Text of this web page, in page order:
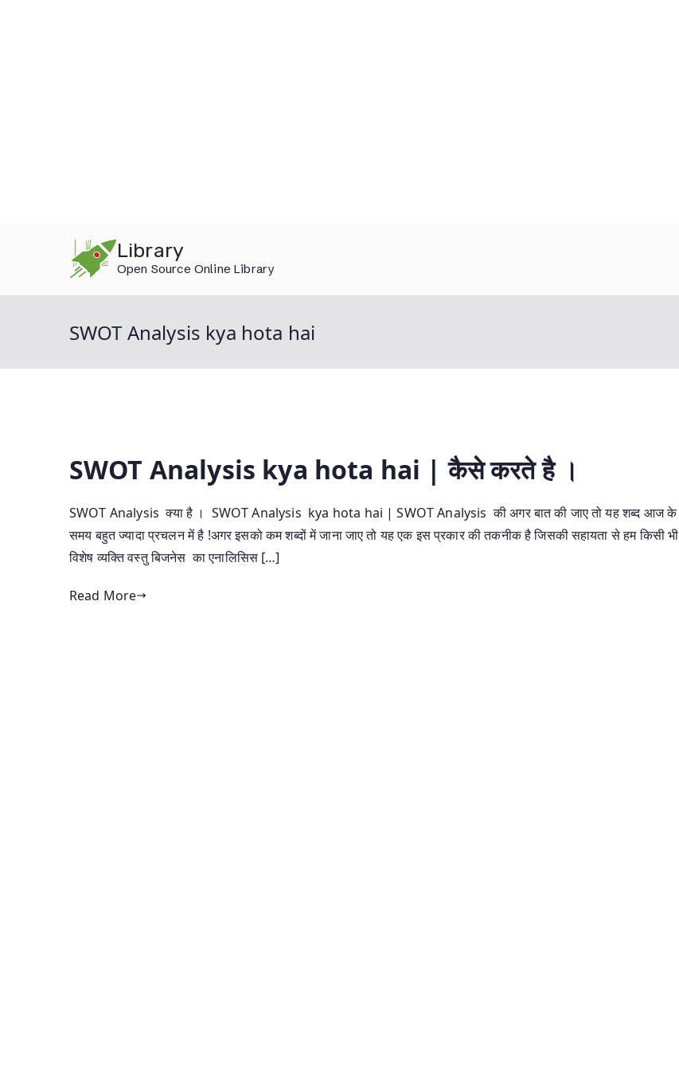
Library
Open Source Online Library
SWOT Analysis kya hota hai
SWOT Analysis kya hota hai | कैसे करते है ।
SWOT Analysis क्या है । SWOT Analysis kya hota hai | SWOT Analysis की अगर बात की जाए तो यह शब्द आज के
समय बहुत ज्यादा प्रचलन में है !अगर इसको कम शब्दों में जाना जाए तो यह एक इस प्रकार की तकनीक है जिसकी सहायता से हम किसी भी
विशेष व्यक्ति वस्तु बिजनेस का एनालिसिस […]
Read More